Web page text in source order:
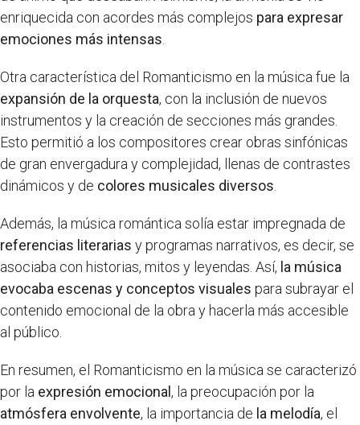
enriquecida con acordes más complejos para expresar
emociones más intensas
Otra característica del Romanticismo en la música fue la
expansión de la orquesta, con la inclusión de nuevos
instrumentos y la creación de secciones más grandes.
Esto permitió a los compositores crear obras sinfónicas
de gran envergadura y complejidad, llenas de contrastes
dinámicos y de colores musicales diversos
Además, la música romántica solía estar impregnada de
referencias literarias y programas narrativos, es decir, se
asociaba con historias, mitos y leyendas. Así, la música
evocaba escenas y conceptos visuales para subrayar el
contenido emocional de la obra y hacerla más accesible
al público.
En resumen, el Romanticismo en la música se caracterizó
por la expresión emocional, la preocupación por la
atmósfera envolvente, la importancia de la melodía, el